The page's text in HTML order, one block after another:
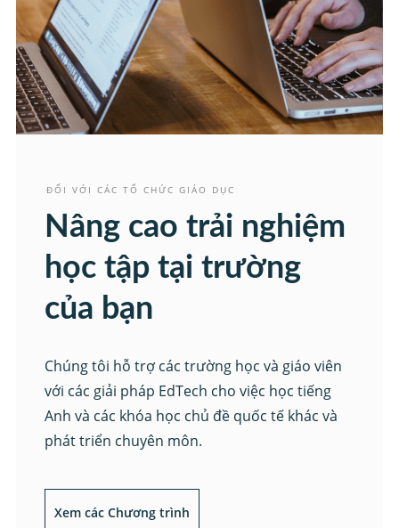
ĐỐI VỚI CÁC TỔ CHỨC GIÁO DỤC
Nâng cao trải nghiệm
học tập tại trường
của bạn
Chúng tôi hỗ trợ các trường học và giáo viên
với các giải pháp EdTech cho việc học tiếng
Anh và các khóa học chủ đề quốc tế khác và
phát triển chuyên môn.
Xem các Chương trình